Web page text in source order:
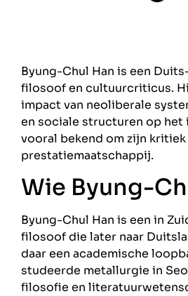
Byung-Chul Han is een
filosoof en cultuurcriticus.
impact van neoliberale
en sociale structuren op het
vooral bekend om zijn
prestatiemaatschappij.
Wie Byung-
Byung-Chul Han is een in
filosoof die later naar
daar een academische
studeerde metallurgie in
filosofie en